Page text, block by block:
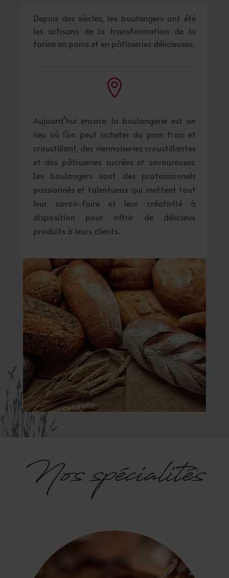
Depuis des siècles, les boulangers ont été
les artisans de la transformation de la
farine en pains et en pâtisseries délicieuses.

Aujourd’hui encore, la boulangerie est un
lieu où l’on peut acheter du pain frais et
croustillant, des viennoiseries croustillantes
et des pâtisseries sucrées et savoureuses.
Les boulangers sont des professionnels
passionnés et talentueux qui mettent tout
leur savoir-faire et leur créativité à
disposition pour offrir de délicieux
produits à leurs clients.
Nos spécialités